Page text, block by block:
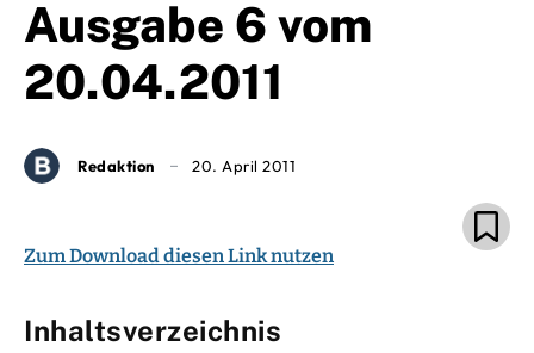
Ausgabe 6 vom
20.04.2011
Redaktion 20. April 2011
Zum Download diesen Link nutzen
Inhaltsverzeichnis